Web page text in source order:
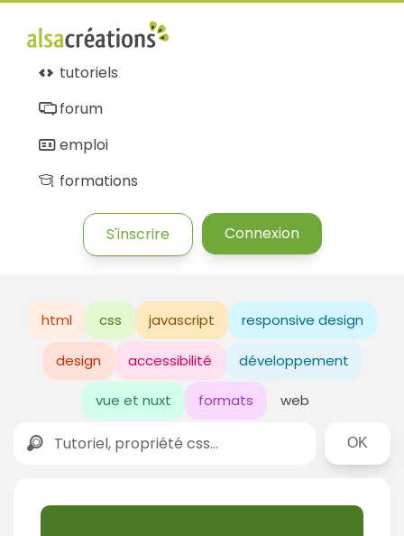
tutoriels
forum
emploi
formations
S'inscrire Connexion
html css javascript responsive design
design accessibilité développement
vue et nuxt formats web
Rechercher